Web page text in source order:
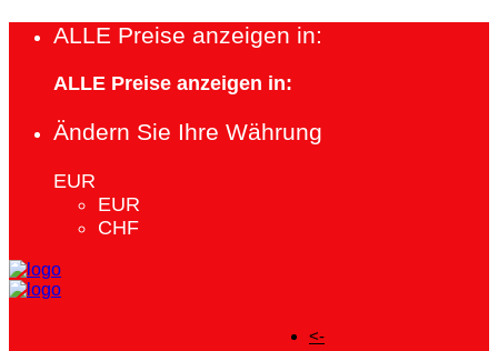
ALLE Preise anzeigen in:
ALLE Preise anzeigen in:
Ändern Sie Ihre Währung
EUR
EUR
CHF
<-